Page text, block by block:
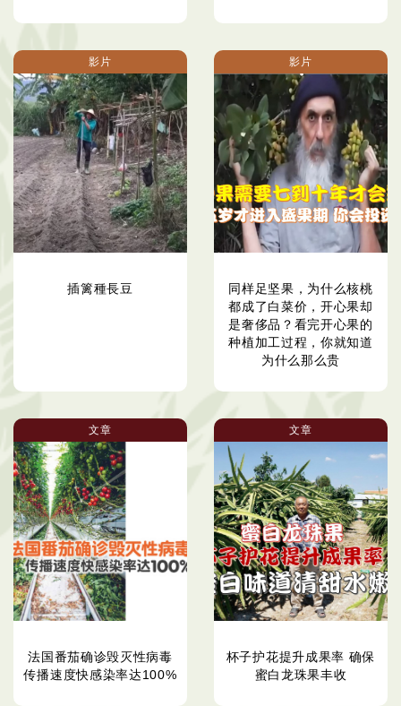
影片
插篱種長豆
影片
同样足坚果，为什么核桃
都成了白菜价，开心果却
是奢侈品？看完开心果的
种植加工过程，你就知道
为什么那么贵
文章
法国番茄确诊毁灭性病毒
传播速度快感染率达100%
文章
杯子护花提升成果率 确保
蜜白龙珠果丰收